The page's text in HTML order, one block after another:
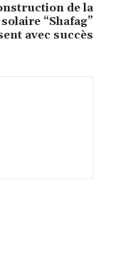
de la
“Shafag”
avec succès